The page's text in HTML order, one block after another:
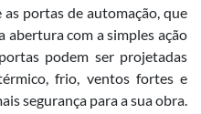
portas de automação, que
com a simples ação
podem ser projetadas
frio, ventos fortes e
segurança para a sua obra.